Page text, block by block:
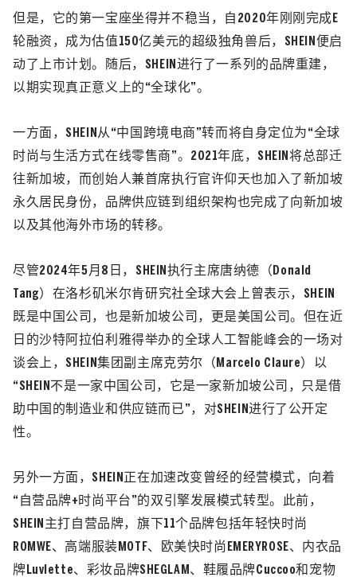
但是，它的第一宝座坐得并不稳当，自2020年刚刚完成E
轮融资，成为估值150亿美元的超级独角兽后，SHEIN便启
动了上市计划。随后，SHEIN进行了一系列的品牌重建，
以期实现真正意义上的“全球化”。
一方面，SHEIN从“中国跨境电商”转而将自身定位为“全球
时尚与生活方式在线零售商”。 2021年底，SHEIN将总部迁
往新加坡，而创始人兼首席执行官许仰天也加入了新加坡
永久居民身份，品牌供应链到组织架构也完成了向新加坡
以及其他海外市场的转移。
尽管2024年5月8日，SHEIN执行主席唐纳德 （Donald
Tang） 在洛杉矶米尔肯研究社全球大会上曾表示，SHEIN
既是中国公司，也是新加坡公司，更是美国公司。但在近
日的沙特阿拉伯利雅得举办的全球人工智能峰会的一场对
谈会上，SHEIN集团副主席克劳尔
（Marcelo Claure） 以
“SHEIN不是一家中国公司，它是一家新加坡公司，只是借
助中国的制造业和供应链而已”，对SHEIN进行了公开定
性。
另外一方面，SHEIN正在加速改变曾经的经营模式，向着
“自营品牌+时尚平台”的双引擎发展模式转型。
此前，
SHEIN主打自营品牌，旗下11个品牌包括年轻快时尚
ROMWE、高端服装MOTF、欧美快时尚EMERYROSE、内衣品
牌Luvlette、彩妆品牌SHEGLAM、鞋履品牌Cuccoo和宠物